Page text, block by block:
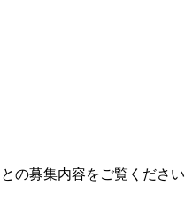
の募集内容をご覧ください